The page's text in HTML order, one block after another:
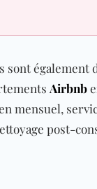
sont également
Airbnb
mensuel,
post-